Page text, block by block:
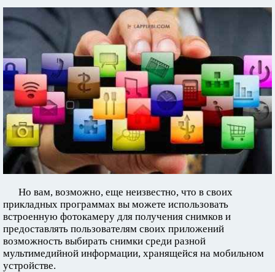
Но вам, возможно, еще неизвестно, что в своих
прикладных программах вы можете использовать
встроенную фотокамеру для получения снимков и
предоставлять пользователям своих приложений
возможность выбирать снимки среди разной
мультимедийной информации, хранящейся на мобильном
устройстве.